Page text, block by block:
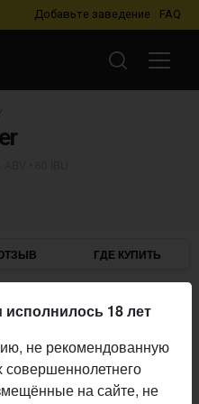
Добавьте заведение FAQ
ГДЕ КУПИТЬ
18 лет
не рекомендованную
совершеннолетнего
на сайте, не